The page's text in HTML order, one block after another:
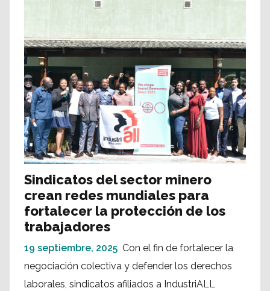
Sindicatos del sector minero
crean redes mundiales para
fortalecer la protección de los
trabajadores
19 septiembre, 2025 Con el fin de fortalecer la
negociación colectiva y defender los derechos
laborales, sindicatos afiliados a IndustriALL